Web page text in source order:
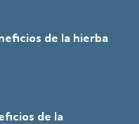
de la hierba
de la